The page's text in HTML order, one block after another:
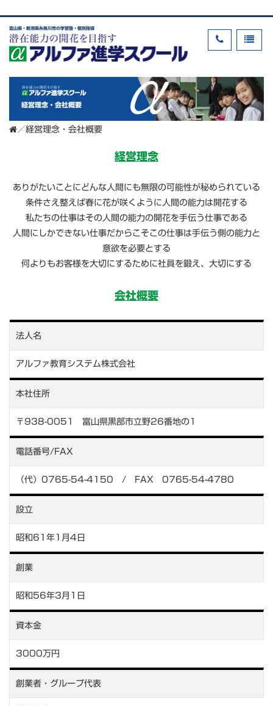
富山県・新潟県糸魚川市の学習塾・個別指導
経営理念・会社概要
／経営理念・会社概要
経営理念
ありがたいことにどんな人間にも無限の可能性が秘められている
条件さえ整えば春に花が咲くように人間の能力は開花する
私たちの仕事はその人間の能力の開花を手伝う仕事である
人間にしかできない仕事だからこそこの仕事は手伝う側の能力と
意欲を必要とする
何よりもお客様を大切にするために社員を鍛え、大切にする
会社概要
法人名
アルファ教育システム株式会社
本社住所
〒938-0051 富山県黒部市立野26番地の1
電話番号/FAX
（代）0765-54-4150 / FAX 0765-54-4780
設立
昭和61年1月4日
創業
昭和56年3月1日
資本金
3000万円
創業者・グループ代表